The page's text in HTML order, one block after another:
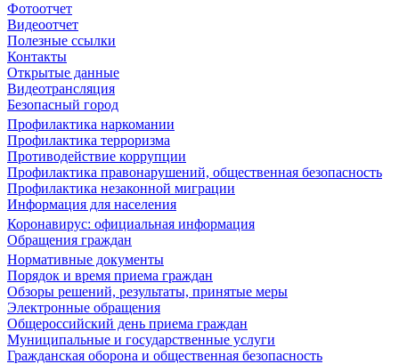
Фотоотчет
Видеоотчет
Полезные ссылки
Контакты
Открытые данные
Видеотрансляция
Безопасный город
Профилактика наркомании
Профилактика терроризма
Противодействие коррупции
Профилактика правонарушений, общественная безопасность
Профилактика незаконной миграции
Информация для населения
Коронавирус: официальная информация
Обращения граждан
Нормативные документы
Порядок и время приема граждан
Обзоры решений, результаты, принятые меры
Электронные обращения
Общероссийский день приема граждан
Муниципальные и государственные услуги
Гражданская оборона и общественная безопасность